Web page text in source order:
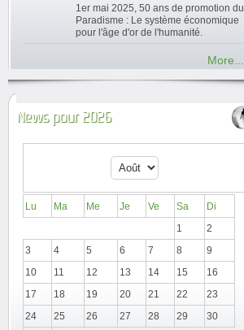
1er mai 2025, 50 ans de promotion du
Paradisme : Le système économique
pour l'âge d'or de l'humanité.
More...
News pour 2026
Lu Ma Me Je Ve Sa
Di
1
2
3
4 5 6 7 8
9
10
11 12 13 14 15
16
17
18 19 20 21 22
23
24
25 26 27 28 29
30